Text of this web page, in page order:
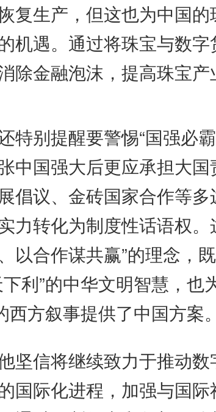
复生产，但这也为中国的
机遇。通过将珠宝与数字
除金融泡沫，提高珠宝产
别提醒要警惕“国强必霸
中国强大后更应承担大国
倡议、金砖国家合作等多
力转化为制度性话语权。
以合作谋共赢”的理念，
利”的中华文明智慧，也
西方叙事提供了中国方案。
信将继续致力于推动数
国际化进程，加强与国际